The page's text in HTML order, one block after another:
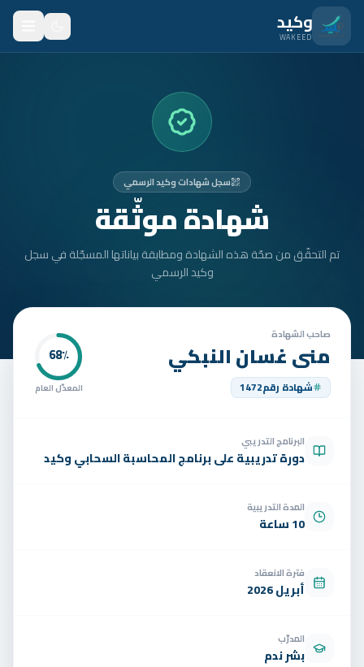
انتقل للمحتوى الرئيسي
وكيد
WAKEED
المتدربون
الأمان
تواصل
الوظائف
سجل شهادات وكيد الرسمي
شهادة موثّقة
تم التحقّق من صحّة هذه الشهادة ومطابقة بياناتها المسجّلة في سجل
وكيد الرسمي
صاحب الشهادة
منى غسان النبكي
شهادة رقم1472
68٪
المعدّل العام
البرنامج التدريبي
دورة تدريبية على برنامج المحاسبة السحابي وكيد
المدة التدريبية
10 ساعة
فترة الانعقاد
أبريل 2026
المدرّب
بشر ندم